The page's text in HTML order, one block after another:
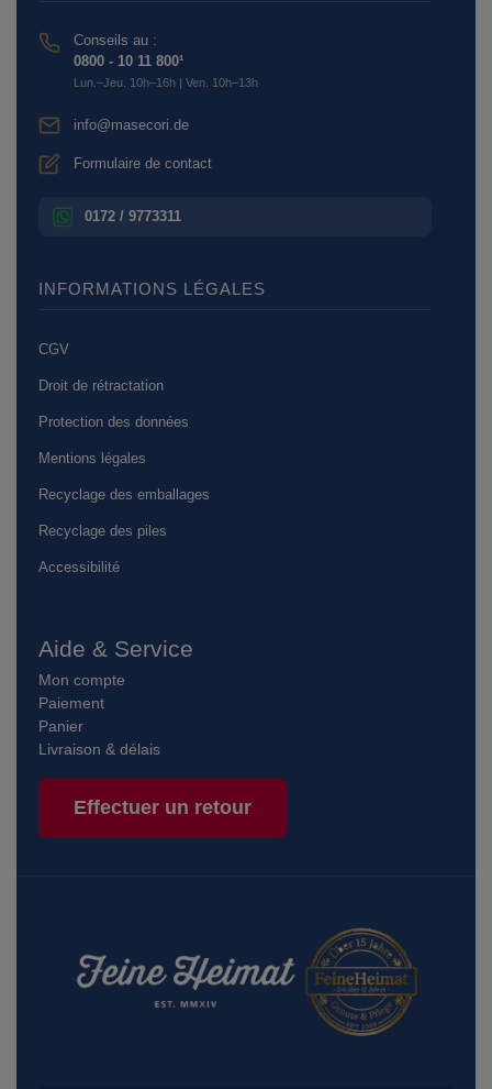
Conseils au :
0800 - 10 11 800¹
Lun.–Jeu. 10h–16h | Ven. 10h–13h
info@masecori.de
Formulaire de contact
0172 / 9773311
INFORMATIONS LÉGALES
CGV
Droit de rétractation
Protection des données
Mentions légales
Recyclage des emballages
Recyclage des piles
Accessibilité
Aide & Service
Mon compte
Paiement
Panier
Livraison & délais
Effectuer un retour